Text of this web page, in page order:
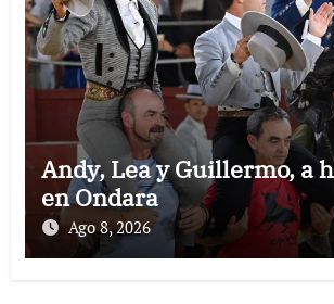
Andy, Lea y Guillermo, a
en Ondara
Ago 8, 2026